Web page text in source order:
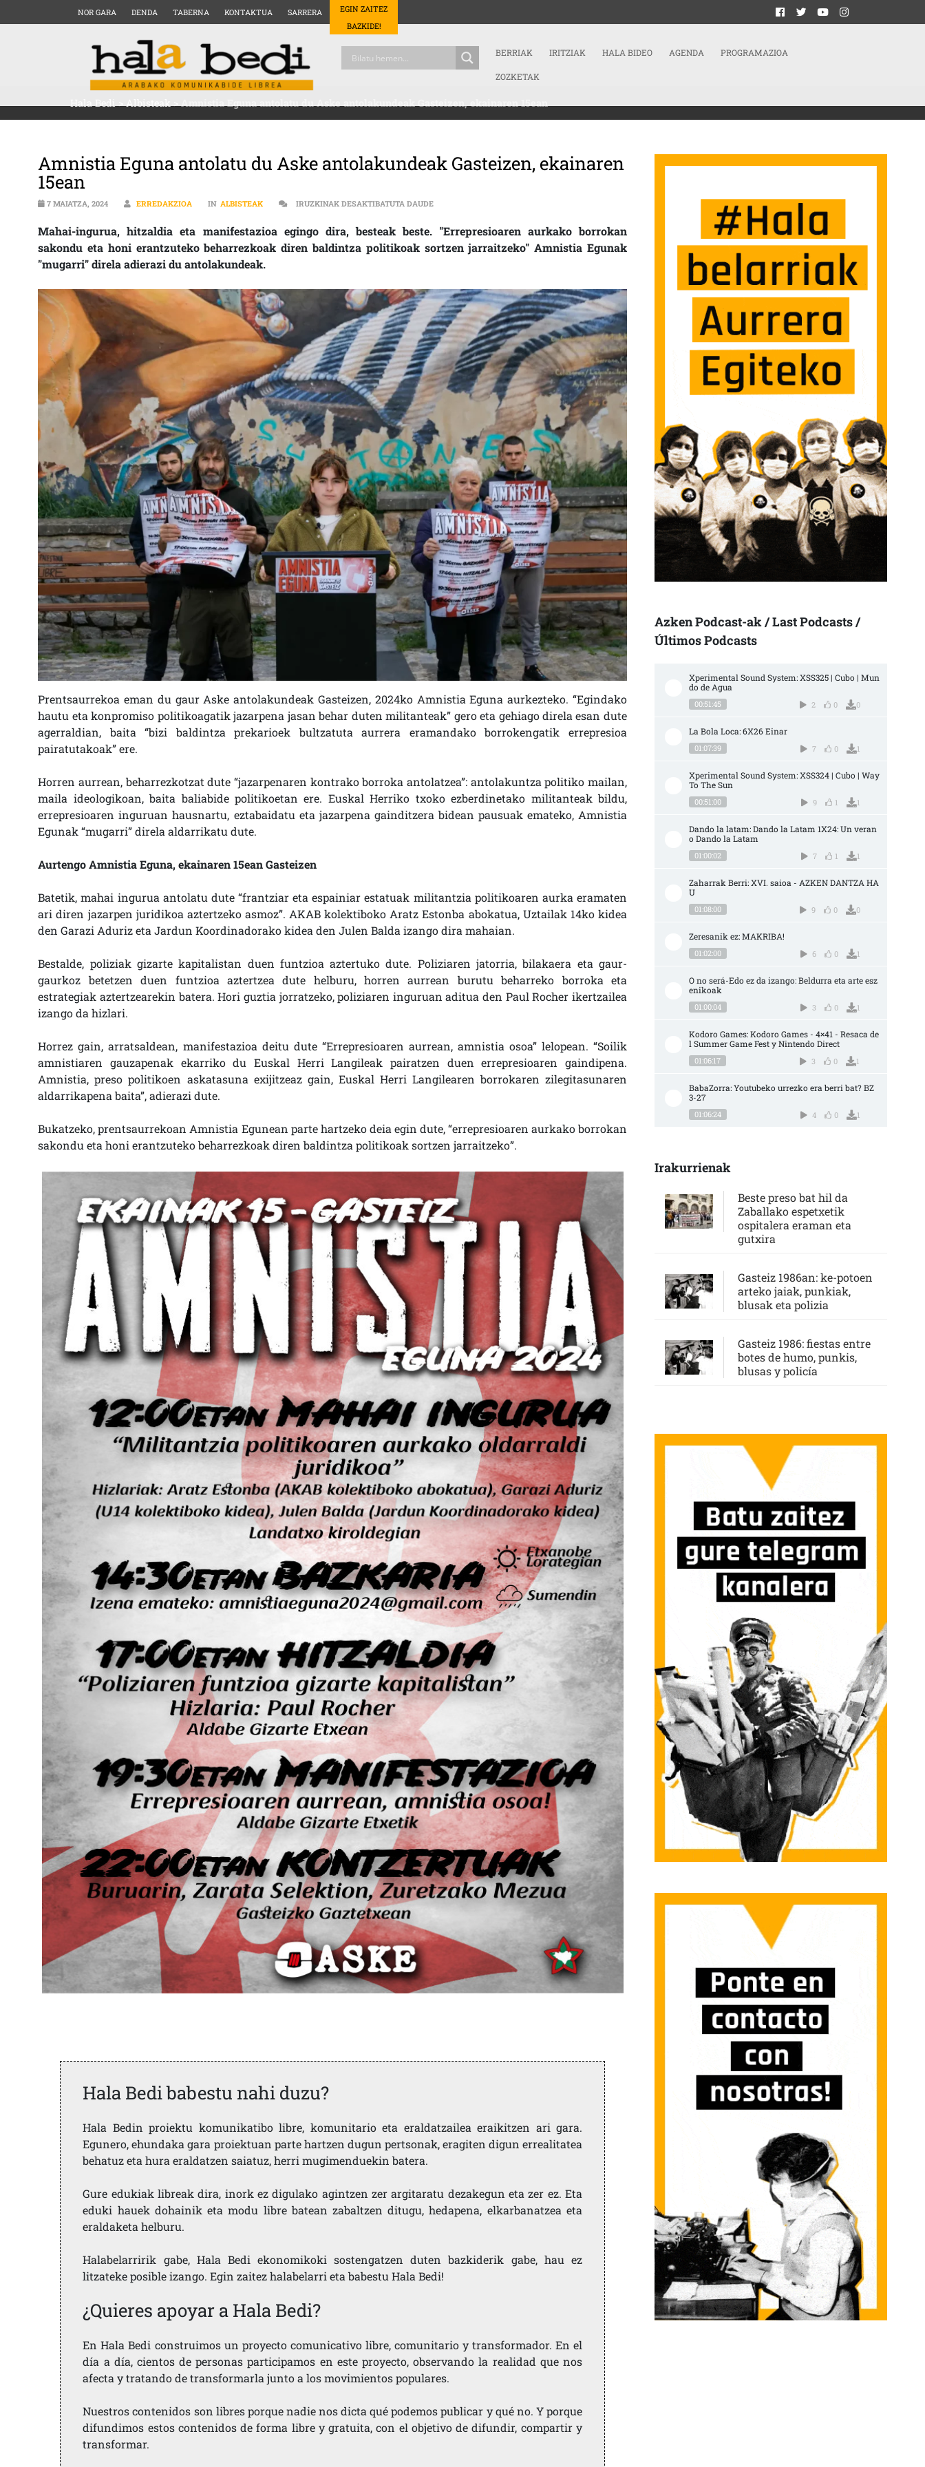
NOR GARA DENDA TABERNA KONTAKTUA SARRERA
EGIN ZAITEZ
BAZKIDE!
BERRIAK IRITZIAK HALA BIDEO AGENDA PROGRAMAZIOA
ZOZKETAK
Hala Bedi>Albisteak>Amnistia Eguna antolatu du Aske antolakundeak Gasteizen, ekainaren 15ean
Amnistia Eguna antolatu du Aske antolakundeak Gasteizen, ekainaren
15ean
7 MAIATZA, 2024 ERREDAKZIOA IN ALBISTEAK IRUZKINAK DESAKTIBATUTA DAUDEAMNISTIA EGUNA ANTOLATU DU ASKE ANTOLAKUNDEAK GASTEIZEN, EKAINAREN 15EAN SARRERAN
Mahai-ingurua, hitzaldia eta manifestazioa egingo dira, besteak beste. "Errepresioaren aurkako borrokan
sakondu eta honi erantzuteko beharrezkoak diren baldintza politikoak sortzen jarraitzeko" Amnistia Egunak
"mugarri" direla adierazi du antolakundeak.
Prentsaurrekoa eman du gaur Aske antolakundeak Gasteizen, 2024ko Amnistia Eguna aurkezteko. “Egindako
hautu eta konpromiso politikoagatik jazarpena jasan behar duten militanteak” gero eta gehiago direla esan dute
agerraldian, baita “bizi baldintza prekarioek bultzatuta aurrera eramandako borrokengatik errepresioa
pairatutakoak” ere.
Horren aurrean, beharrezkotzat dute “jazarpenaren kontrako borroka antolatzea”: antolakuntza politiko mailan,
maila ideologikoan, baita baliabide politikoetan ere. Euskal Herriko txoko ezberdinetako militanteak bildu,
errepresioaren inguruan hausnartu, eztabaidatu eta jazarpena gainditzera bidean pausuak emateko, Amnistia
Egunak “mugarri” direla aldarrikatu dute.
Aurtengo Amnistia Eguna, ekainaren 15ean Gasteizen
Batetik, mahai ingurua antolatu dute “frantziar eta espainiar estatuak militantzia politikoaren aurka eramaten
ari diren jazarpen juridikoa aztertzeko asmoz”. AKAB kolektiboko Aratz Estonba abokatua, Uztailak 14ko kidea
den Garazi Aduriz eta Jardun Koordinadorako kidea den Julen Balda izango dira mahaian.
Bestalde, poliziak gizarte kapitalistan duen funtzioa aztertuko dute. Poliziaren jatorria, bilakaera eta gaur-
gaurkoz betetzen duen funtzioa aztertzea dute helburu, horren aurrean burutu beharreko borroka eta
estrategiak aztertzearekin batera. Hori guztia jorratzeko, poliziaren inguruan aditua den Paul Rocher ikertzailea
izango da hizlari.
Horrez gain, arratsaldean, manifestazioa deitu dute “Errepresioaren aurrean, amnistia osoa” lelopean. “Soilik
amnistiaren gauzapenak ekarriko du Euskal Herri Langileak pairatzen duen errepresioaren gaindipena.
Amnistia, preso politikoen askatasuna exijitzeaz gain, Euskal Herri Langilearen borrokaren zilegitasunaren
aldarrikapena baita”, adierazi dute.
Bukatzeko, prentsaurrekoan Amnistia Egunean parte hartzeko deia egin dute, “errepresioaren aurkako borrokan
sakondu eta honi erantzuteko beharrezkoak diren baldintza politikoak sortzen jarraitzeko”.
Hala Bedi babestu nahi duzu?
Hala Bedin proiektu komunikatibo libre, komunitario eta eraldatzailea eraikitzen ari gara.
Egunero, ehundaka gara proiektuan parte hartzen dugun pertsonak, eragiten digun errealitatea
behatuz eta hura eraldatzen saiatuz, herri mugimenduekin batera.
Gure edukiak libreak dira, inork ez digulako agintzen zer argitaratu dezakegun eta zer ez. Eta
eduki hauek dohainik eta modu libre batean zabaltzen ditugu, hedapena, elkarbanatzea eta
eraldaketa helburu.
Halabelarririk gabe, Hala Bedi ekonomikoki sostengatzen duten bazkiderik gabe, hau ez
litzateke posible izango. Egin zaitez halabelarri eta babestu Hala Bedi!
¿Quieres apoyar a Hala Bedi?
En Hala Bedi construimos un proyecto comunicativo libre, comunitario y transformador. En el
día a día, cientos de personas participamos en este proyecto, observando la realidad que nos
afecta y tratando de transformarla junto a los movimientos populares.
Nuestros contenidos son libres porque nadie nos dicta qué podemos publicar y qué no. Y porque
difundimos estos contenidos de forma libre y gratuita, con el objetivo de difundir, compartir y
transformar.
Azken Podcast-ak / Last Podcasts /
Últimos Podcasts
Xperimental Sound System: XSS325 | Cubo | Mun
do de Agua
00:51:45 2 0 0
La Bola Loca: 6X26 Einar
01:07:39 7 0 1
Xperimental Sound System: XSS324 | Cubo | Way
To The Sun
00:51:00 9 1 1
Dando la latam: Dando la Latam 1X24: Un veran
o Dando la Latam
01:00:02 7 1 1
Zaharrak Berri: XVI. saioa - AZKEN DANTZA HA
U
01:08:00 9 0 0
Zeresanik ez: MAKRIBA!
01:02:00 6 0 1
O no será-Edo ez da izango: Beldurra eta arte esz
enikoak
01:00:04 3 0 1
Kodoro Games: Kodoro Games - 4×41 - Resaca de
l Summer Game Fest y Nintendo Direct
01:06:17 3 0 1
BabaZorra: Youtubeko urrezko era berri bat? BZ
3-27
01:06:24 4 0 1
Irakurrienak
Beste preso bat hil da
Zaballako espetxetik
ospitalera eraman eta
gutxira
Gasteiz 1986an: ke-potoen
arteko jaiak, punkiak,
blusak eta polizia
Gasteiz 1986: fiestas entre
botes de humo, punkis,
blusas y policía